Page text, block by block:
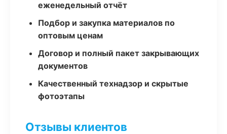
еженедельный отчёт
Подбор и закупка материалов по
оптовым ценам
Договор и полный пакет закрывающих
документов
Качественный технадзор и скрытые
фотоэтапы
Отзывы клиентов